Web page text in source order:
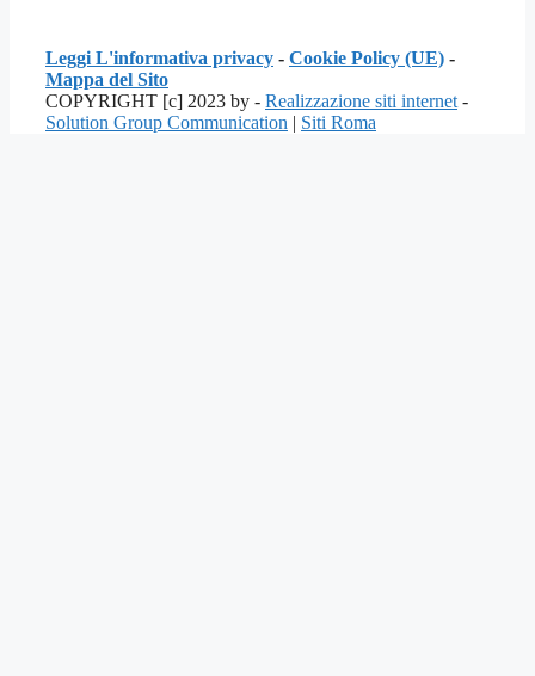
Leggi L'informativa privacy - Cookie Policy (UE) -
Mappa del Sito
COPYRIGHT [c] 2023 by - Realizzazione siti internet -
Solution Group Communication | Siti Roma